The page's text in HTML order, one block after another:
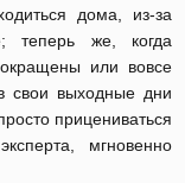
дома, из-за
теперь же, когда
или вовсе
свои выходные дни
прицениваться
мгновенно